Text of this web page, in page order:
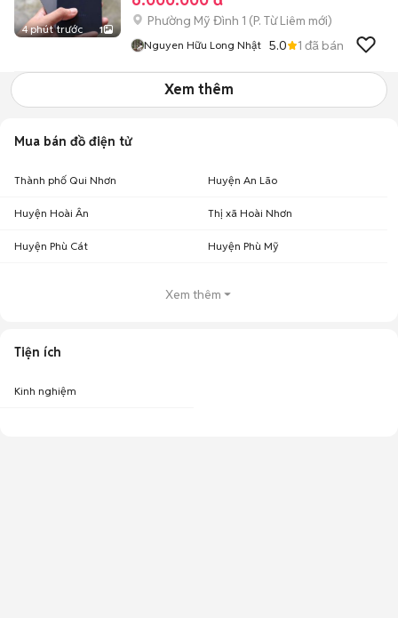
4 phút trước 1
Phường Mỹ Đình 1 (P. Từ Liêm mới)
Nguyen Hữu Long Nhật 5.0 1 đã bán
Xem thêm
Mua bán đồ điện tử
Thành phố Qui Nhơn Huyện An Lão
Huyện Hoài Ân Thị xã Hoài Nhơn
Huyện Phù Cát Huyện Phù Mỹ
Xem thêm
Tiện ích
Kinh nghiệm